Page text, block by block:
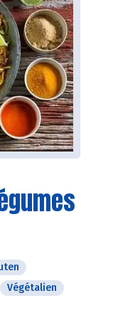
Végétalien